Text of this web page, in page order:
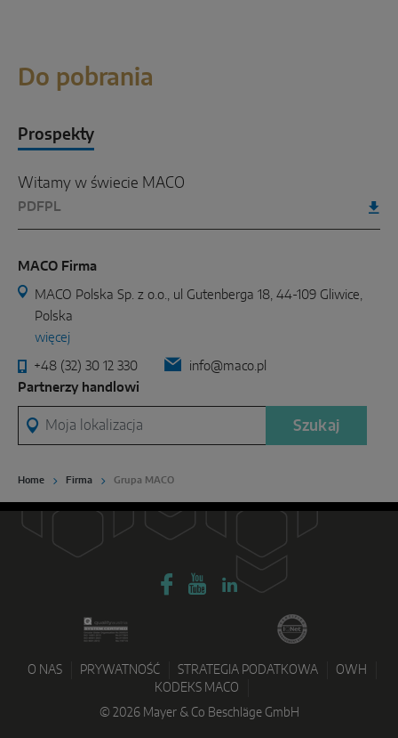
Do pobrania
Prospekty
Witamy w świecie MACO
PDF PL
MACO Firma
MACO Polska Sp. z o.o., ul Gutenberga 18, 44-109 Gliwice,
Polska
więcej
+48 (32) 30 12 330
info@maco.pl
Partnerzy handlowi
Moja lokalizacja
Szukaj
Home Firma Grupa MACO
O NAS PRYWATNOŚĆ STRATEGIA PODATKOWA
OWH
KODEKS MACO
© 2026 Mayer & Co Beschläge GmbH